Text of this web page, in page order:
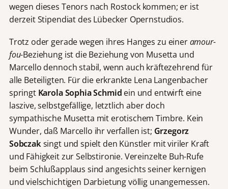
wegen dieses Tenors nach Rostock kommen; er ist
derzeit Stipendiat des Lübecker Opernstudios.
Trotz oder gerade wegen ihres Hanges zu eineramour-
fou-Beziehung ist die Beziehung von Musetta und
Marcello dennoch stabil, wenn auch kräftezehrend für
alle Beteiligten. Für die erkrankte Lena Langenbacher
springt Karola Sophia Schmid ein und entwirft eine
laszive, selbstgefällige, letztlich aber doch
sympathische Musetta mit erotischem Timbre. Kein
Wunder, daß Marcello ihr verfallen ist; Grzegorz
Sobczaksingt und spielt den Künstler mit viriler Kraft
und Fähigkeit zur Selbstironie. Vereinzelte Buh-Rufe
beim Schlußapplaus sind angesichts seiner kernigen
und vielschichtigen Darbietung völlig unangemessen.